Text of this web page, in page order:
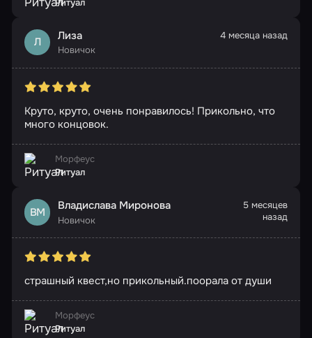
Л Лиза
Новичок
4 месяца назад
Круто, круто, очень понравилось! Прикольно, что
много концовок.
Морфеус
Ритуал
ВМ Владислава Миронова
Новичок
5 месяцев
назад
страшный квест,но прикольный.поорала от души
Морфеус
Ритуал